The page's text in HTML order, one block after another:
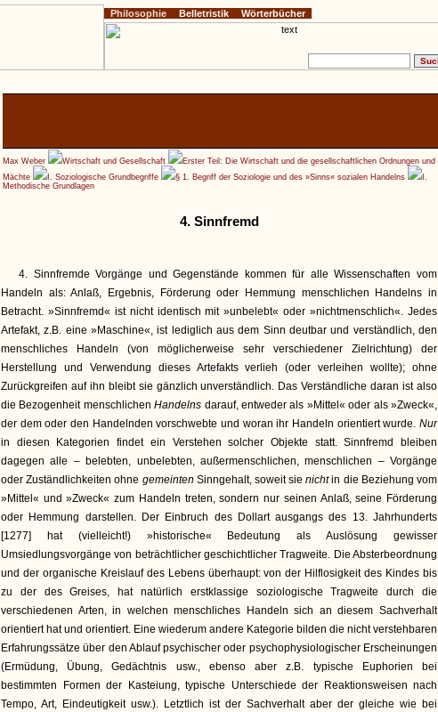
Max Weber Wirtschaft und Gesellschaft
Erster Teil: Die Wirtschaft und die gesellschaftlichen Ordnungen und
Mächte
I. Soziologische Grundbegriffe § 1. Begriff der Soziologie und des »Sinns« sozialen Handelns
I.
Methodische Grundlagen
4. Sinnfremd
4. Sinnfremde Vorgänge und Gegenstände kommen für alle Wissenschaften vom
Handeln als: Anlaß, Ergebnis, Förderung oder Hemmung menschlichen Handelns in
Betracht. »Sinnfremd« ist nicht identisch mit »unbelebt« oder »nichtmenschlich«. Jedes
Artefakt, z.B. eine »Maschine«, ist lediglich aus dem Sinn deutbar und verständlich, den
menschliches Handeln (von möglicherweise sehr verschiedener Zielrichtung) der
Herstellung und Verwendung dieses Artefakts verlieh (oder verleihen wollte); ohne
Zurückgreifen auf ihn bleibt sie gänzlich unverständlich. Das Verständliche daran ist also
die Bezogenheit menschlichenHandelns darauf, entweder als »Mittel« oder als »Zweck«,
der dem oder den Handelnden vorschwebte und woran ihr Handeln orientiert wurde. Nur
in diesen Kategorien findet ein Verstehen solcher Objekte statt. Sinnfremd bleiben
dagegen alle – belebten, unbelebten, außermenschlichen, menschlichen – Vorgänge
oder Zuständlichkeiten ohne gemeinten Sinngehalt, soweit sienichtin die Beziehung vom
»Mittel« und »Zweck« zum Handeln treten, sondern nur seinen Anlaß, seine Förderung
oder Hemmung darstellen. Der Einbruch des Dollart ausgangs des 13. Jahrhunderts
[1277] hat (vielleicht!) »historische« Bedeutung als Auslösung gewisser
Umsiedlungsvorgänge von beträchtlicher geschichtlicher Tragweite. Die Absterbeordnung
und der organische Kreislauf des Lebens überhaupt: von der Hilflosigkeit des Kindes bis
zu der des Greises, hat natürlich erstklassige soziologische Tragweite durch die
verschiedenen Arten, in welchen menschliches Handeln sich an diesem Sachverhalt
orientiert hat und orientiert. Eine wiederum andere Kategorie bilden die nicht verstehbaren
Erfahrungssätze über den Ablauf psychischer oder psychophysiologischer Erscheinungen
(Ermüdung, Übung, Gedächtnis usw., ebenso aber z.B. typische Euphorien bei
bestimmten Formen der Kasteiung, typische Unterschiede der Reaktionsweisen nach
Tempo, Art, Eindeutigkeit usw.). Letztlich ist der Sachverhalt aber der gleiche wie bei
Philosophie Belletristik Wörterbücher